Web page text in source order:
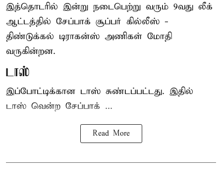
இத்தொடரில் இன்று நடைபெற்று வரும் 9வது லீக்
ஆட்டத்தில் சேப்பாக் சூப்பர் கில்லீஸ் -
திண்டுக்கல் டிராகன்ஸ் அணிகள் மோதி
வருகின்றன.
டாஸ்
இப்போட்டிக்கான டாஸ் சுண்டப்பட்டது. இதில்
டாஸ் வென்ற சேப்பாக் ...
Read More